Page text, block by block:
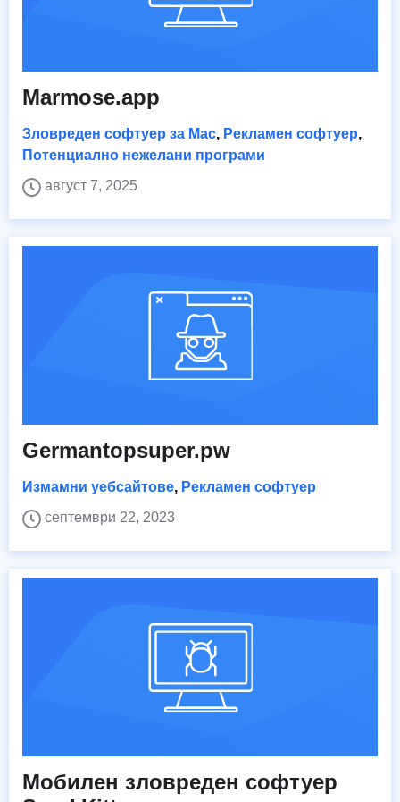
Marmose.app
Зловреден софтуер за Mac, Рекламен софтуер,
Потенциално нежелани програми
август 7, 2025
Germantopsuper.pw
Измамни уебсайтове, Рекламен софтуер
септември 22, 2023
Мобилен зловреден софтуер